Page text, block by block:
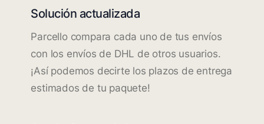
Solución actualizada
Parcello compara cada uno de tus envíos
con los envíos de DHL de otros usuarios.
¡Así podemos decirte los plazos de entrega
estimados de tu paquete!